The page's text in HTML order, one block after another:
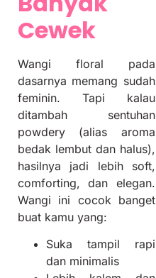
Cewek
Wangi floral pada
dasarnya memang sudah
feminin. Tapi kalau
ditambah sentuhan
powdery (alias aroma
bedak lembut dan halus),
hasilnya jadi lebih soft,
comforting, dan elegan.
Wangi ini cocok banget
buat kamu yang:
Suka tampil rapi
dan minimalis